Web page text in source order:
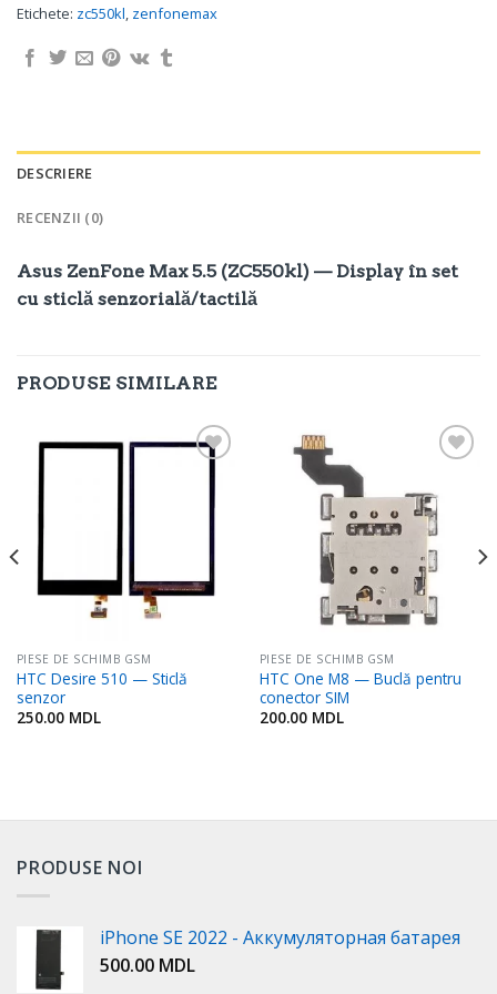
Etichete: zc550kl, zenfonemax
DESCRIERE
RECENZII (0)
Asus ZenFone Max 5.5 (ZC550kl) — Display în set
cu sticlă senzorială/tactilă
PRODUSE SIMILARE
Favorite
PIESE DE SCHIMB GSM
HTC Desire 510 — Sticlă
senzor
250.00 MDL
Favorite
PIESE DE SCHIMB GSM
HTC One M8 — Buclă pentru
conector SIM
200.00 MDL
PRODUSE NOI
iPhone SE 2022 - Аккумуляторная батарея
500.00 MDL